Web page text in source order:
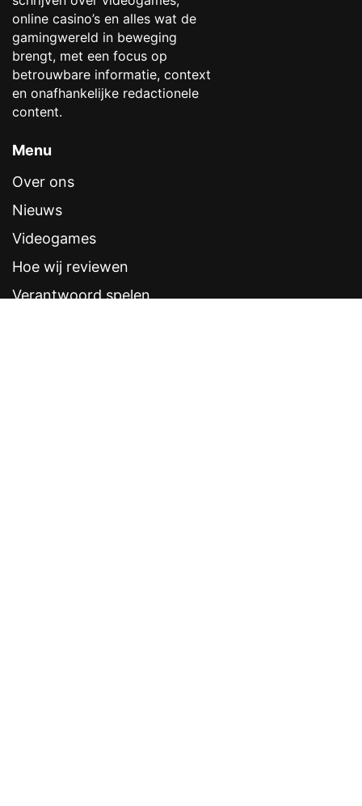
online casino’s en alles wat de
gamingwereld in beweging
brengt, met een focus op
betrouwbare informatie, context
en onafhankelijke redactionele
content.
Menu
Over ons
Nieuws
Videogames
Hoe wij reviewen
Verantwoord spelen